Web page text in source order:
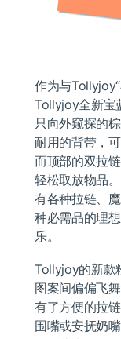
作为与
Tollyjoy全新宝
只向外窥探的
耐用的背带，
而顶部的双拉
轻松取放物品
有各种拉链、
种必需品的理
乐。
Tollyjoy的新款
图案间偏偏飞
有了方便的拉
围嘴或安抚奶